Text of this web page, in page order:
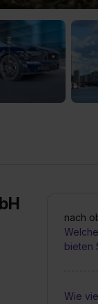
nach
bieten
Wie